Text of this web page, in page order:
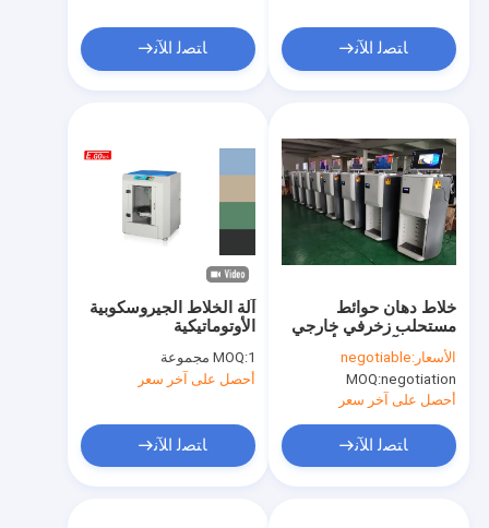
ﺎﺘﺼﻟ ﺍﻶﻧ ﺎﺘﺼﻟ ﺍﻶﻧ
آلة الخلاط الجيروسكوبية
الأوتوماتيكية
MOQ:1 مجموعة
أحصل على آخر سعر
ﺎﺘﺼﻟ ﺍﻶﻧ
خلاط دهان حوائط
مستحلب زخرفي خارجي
وداخلي، آلة توزيع ألوان
أوتوماتيكية
الأسعار:negotiable
MOQ:negotiation
أحصل على آخر سعر
ﺎﺘﺼﻟ ﺍﻶﻧ